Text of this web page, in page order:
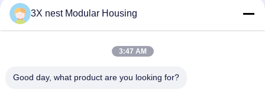
Schnelle Kontaktaufnahme
Anschrift
3X nest Modular Housing
3:47 AM
Good day, what product are you looking for?